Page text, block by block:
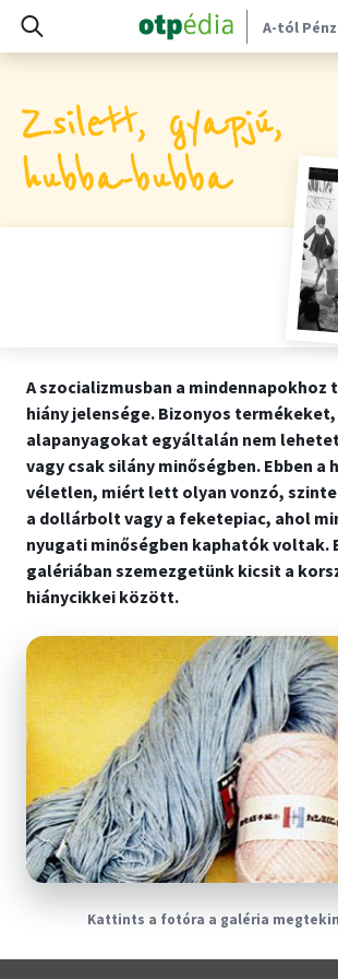
A-tól
Zsilett, gyapjú,
hubba-bubba
A szocializmusban a
hiány jelensége. Bizonyos
alapanyagokat egyáltalán nem
vagy csak silány minőségben. Ebben a
véletlen, miért lett olyan vonzó,
a dollárbolt vagy a feketepiac, ahol
nyugati minőségben kaphatók voltak.
galériában szemezgetünk kicsit a
hiánycikkei között.
Kattints a fotóra a galéria